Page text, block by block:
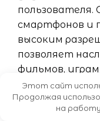
пользователя.
смартфонов и
высоким
позволяет
фильмов,
устройства
контентом.
Этот сайт
Продолжая
на